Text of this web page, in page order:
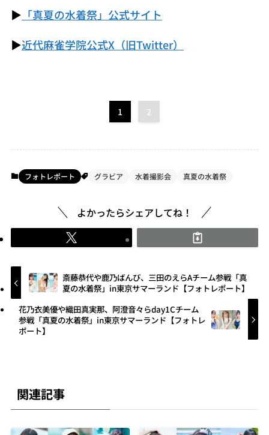
▶ 「真夏の水着祭」公式サイト
▶近代麻雀学院公式X（旧Twitter）
1 2
フォトレポート グラビア 水着撮影会 真夏の水着祭
よかったらシェアしてね！
斎藤恭代や鹿乃ばんび、三田のえらAチーム参戦「真
夏の水着祭」in東京サマーランド【フォトレポート】
花乃衣美優や織田真実那、阿澄音々らday1Cチーム
参戦「真夏の水着祭」in東京サマーランド【フォトレ
ポート】
関連記事